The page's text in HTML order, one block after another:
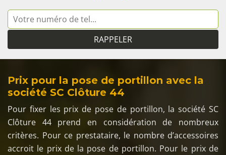
Prix pour la pose de portillon avec la
société SC Clôture 44
Pour fixer les prix de pose de portillon, la société SC
Clôture 44 prend en considération de nombreux
critères. Pour ce prestataire, le nombre d’accessoires
accroit le prix de la pose de portillon. Pour le prix de